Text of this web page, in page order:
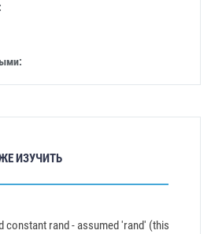
ИЗУЧИТЬ
constant rand - assumed 'rand' (this